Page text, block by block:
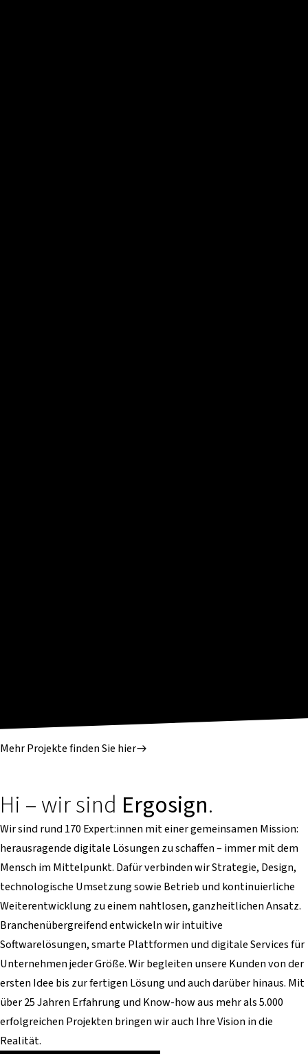
Mehr Projekte finden Sie hier
Hi – wir sind Ergosign.
Wir sind rund 170 Expert:innen mit einer gemeinsamen Mission:
herausragende digitale Lösungen zu schaffen – immer mit dem
Mensch im Mittelpunkt. Dafür verbinden wir Strategie, Design,
technologische Umsetzung sowie Betrieb und kontinuierliche
Weiterentwicklung zu einem nahtlosen, ganzheitlichen Ansatz.
Branchenübergreifend entwickeln wir intuitive
Softwarelösungen, smarte Plattformen und digitale Services für
Unternehmen jeder Größe. Wir begleiten unsere Kunden von der
ersten Idee bis zur fertigen Lösung und auch darüber hinaus. Mit
über 25 Jahren Erfahrung und Know-how aus mehr als 5.000
erfolgreichen Projekten bringen wir auch Ihre Vision in die
Realität.